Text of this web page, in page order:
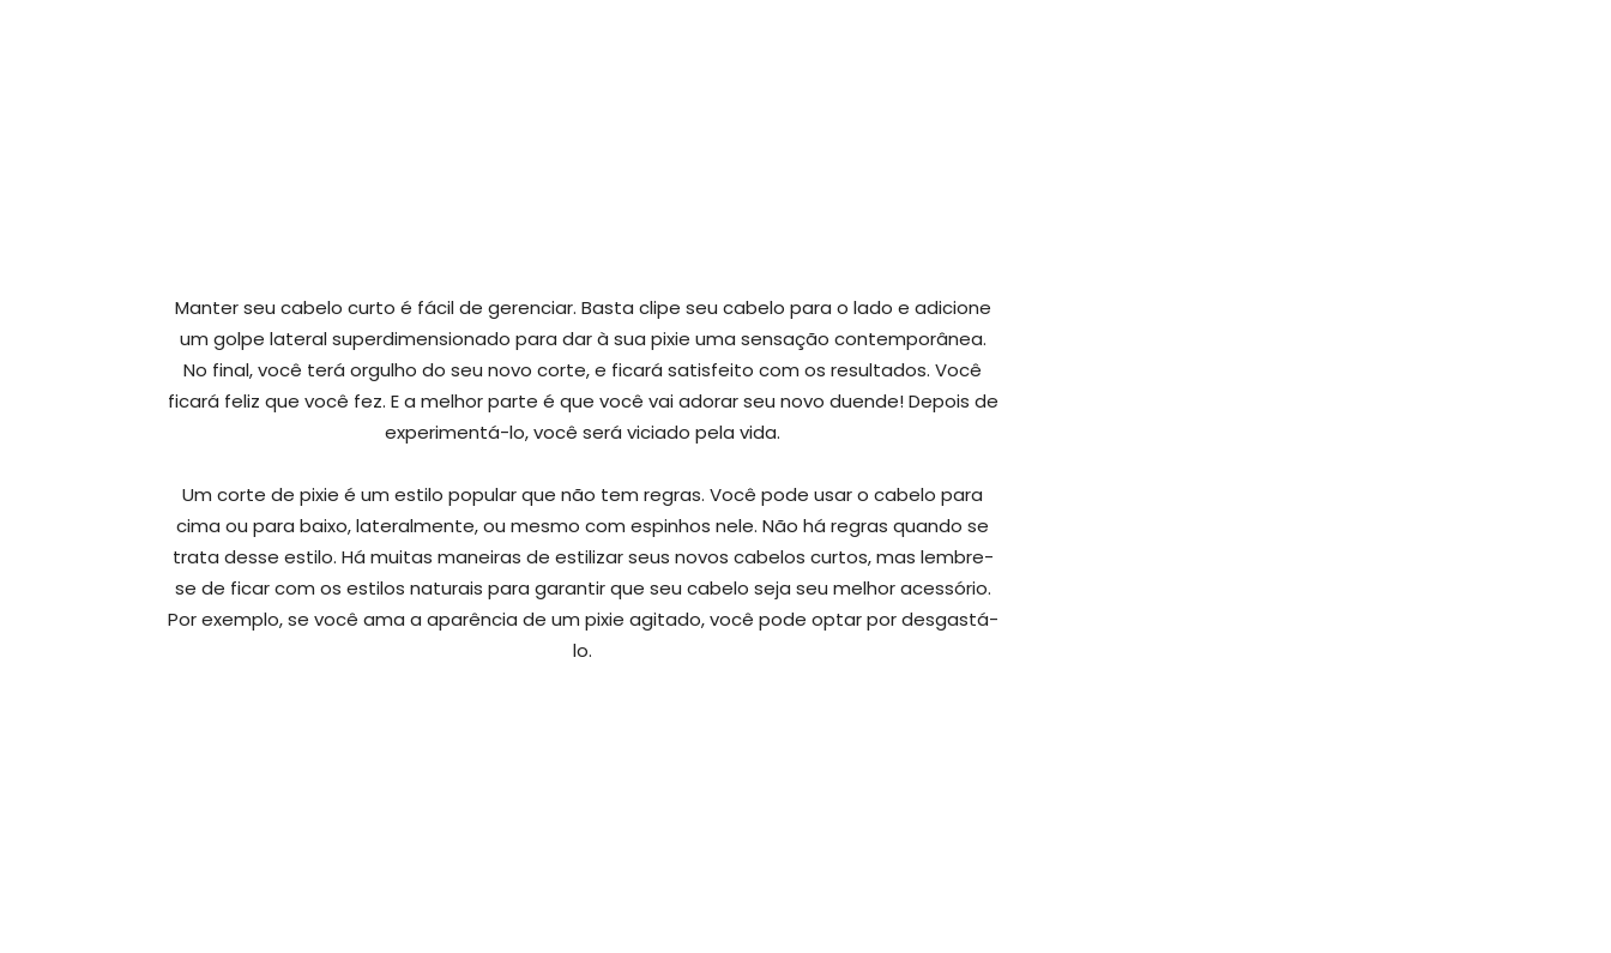
Manter seu cabelo curto é fácil de gerenciar. Basta clipe seu cabelo para o lado e adicione
um golpe lateral superdimensionado para dar à sua pixie uma sensação contemporânea.
No final, você terá orgulho do seu novo corte, e ficará satisfeito com os resultados. Você
ficará feliz que você fez. E a melhor parte é que você vai adorar seu novo duende! Depois de
experimentá-lo, você será viciado pela vida.
Um corte de pixie é um estilo popular que não tem regras. Você pode usar o cabelo para
cima ou para baixo, lateralmente, ou mesmo com espinhos nele. Não há regras quando se
trata desse estilo. Há muitas maneiras de estilizar seus novos cabelos curtos, mas lembre-
se de ficar com os estilos naturais para garantir que seu cabelo seja seu melhor acessório.
Por exemplo, se você ama a aparência de um pixie agitado, você pode optar por desgastá-
lo.